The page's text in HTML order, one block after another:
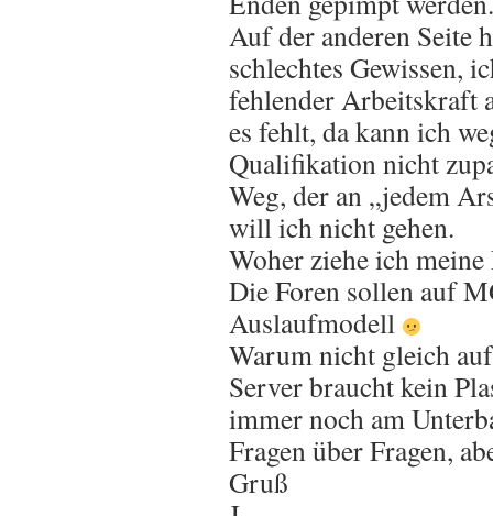
Auf der anderen Seite
schlechtes Gewissen,
fehlender Arbeitskraft
es fehlt, da kann ich
Qualifikation nicht
Weg, der an „jedem
will ich nicht gehen.
Woher ziehe ich
Die Foren sollen auf
Auslaufmodell
Warum nicht gleich
Server braucht kein
immer noch am
Fragen über Fragen,
Gruß